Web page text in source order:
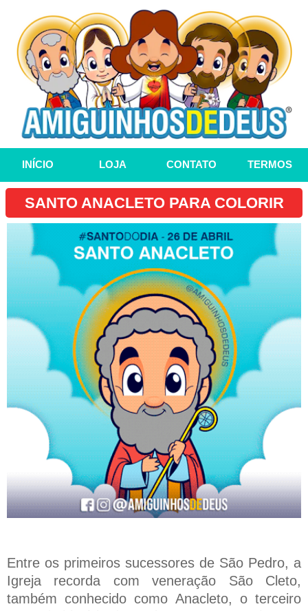
INÍCIO LOJA CONTATO TERMOS
SANTO ANACLETO PARA COLORIR
Entre os primeiros sucessores de São Pedro, a
Igreja recorda com veneração São Cleto,
também conhecido como Anacleto, o terceiro